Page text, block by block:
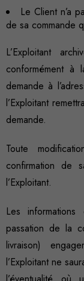
Le Client n’a
de sa commande
L’Exploitant
conformément à
demande à
l’Exploitant
demande.
Toute
confirmation de
l’Exploitant.
Les
passation de la
livraison)
l’Exploitant ne